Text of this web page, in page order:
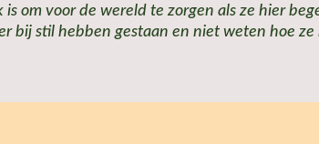
om voor de wereld te zorgen als ze hier
bij stil hebben gestaan en niet weten hoe